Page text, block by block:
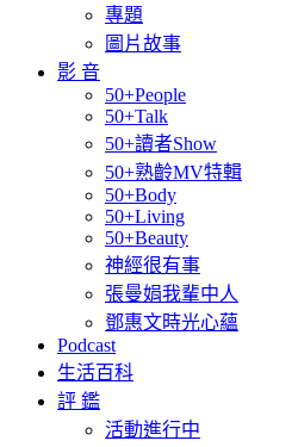
專題
圖片故事
影 音
50+People
50+Talk
50+讀者Show
50+熟齡MV特輯
50+Body
50+Living
50+Beauty
神經很有事
張曼娟我輩中人
鄧惠文時光心蘊
Podcast
生活百科
評 鑑
活動進行中